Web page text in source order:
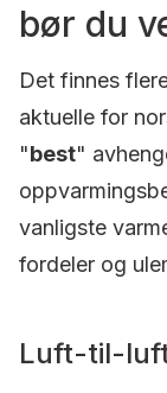
bør du
Det finnes
aktuelle for
"best"
vanligste
fordeler og
Luft-til-